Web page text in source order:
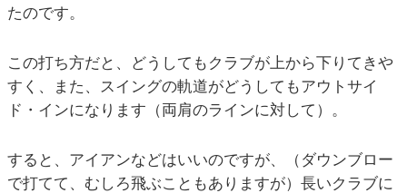
たのです。
この打ち方だと、どうしてもクラブが上から下りてきや
すく、また、スイングの軌道がどうしてもアウトサイ
ド・インになります（両肩のラインに対して）。
すると、アイアンなどはいいのですが、（ダウンブロー
で打てて、むしろ飛ぶこともありますが）長いクラブに